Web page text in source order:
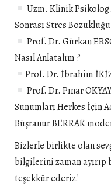
Uzm. Klinik Psikolog
Sonrası Stres Bozukluğu
Prof. Dr. Gürkan
Nasıl Anlatalım ?
Prof. Dr. İbrahim
Prof. Dr. Pınar
Sunumları Herkes İçin
Büşranur BERRAK
Bizlerle birlikte olan
bilgilerini zaman ayırıp
teşekkür ederiz!